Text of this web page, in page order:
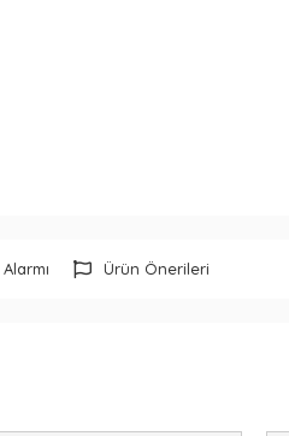
Ürün Önerileri